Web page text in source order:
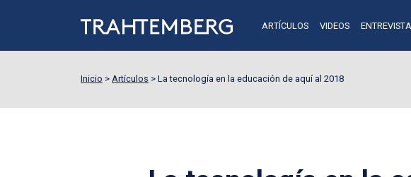
ARTÍCULOS VIDEOS
Inicio > Artículos > La tecnología en la educación de aquí al 2018